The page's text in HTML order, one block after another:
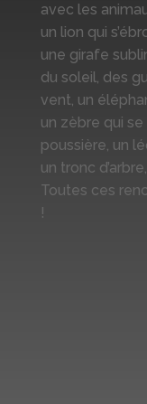
avec les
un lion qui
une girafe
du soleil, des
vent, un
un zèbre qui
poussière, un
un tronc
Toutes ces
!